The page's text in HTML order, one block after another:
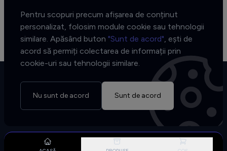
Colecția African Muse - Cele trei fețe ale inspirației
Copyrights © 2026 Tablofy
Pentru scopuri precum afișarea de conținut
personalizat, folosim module cookie sau tehnologii
similare. Apăsând buton "Sunt de acord", ești de
acord să permiți colectarea de informații prin
cookie-uri sau tehnologii similare.
Nu sunt de acord Sunt de acord